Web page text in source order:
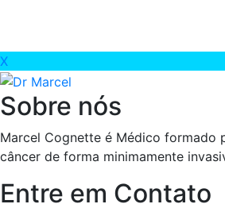
X
Sobre nós
Marcel Cognette é Médico formado
câncer de forma minimamente
Entre em Contato